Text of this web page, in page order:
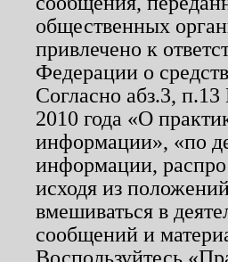
общественных
привлечено к
Федерации о
Согласно абз.3,
2010 года «О
информации», «по
информации,
исходя из
вмешиваться в
сообщений и
Воспользуйтесь